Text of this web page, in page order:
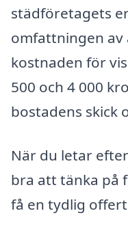
städföretagets
omfattningen
kostnaden för
500 och 4 000
bostadens skick
När du letar
bra att tänka på
få en tydlig